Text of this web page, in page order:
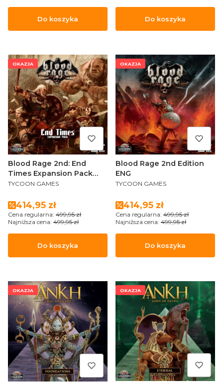
Do koszyka Do koszyka
OKAZJA
Blood Rage 2nd: End
Times Expansion Pack
ENG
PRODUCENT
TYCOON GAMES
Cena promocyjna
414,95 zł
Cena regularna: 499,95 zł
Najniższa cena: 499,95 zł
Do koszyka
OKAZJA
Blood Rage 2nd Edition
ENG
PRODUCENT
TYCOON GAMES
Cena promocyjna
414,95 zł
Cena regularna: 499,95 zł
Najniższa cena: 499,95 zł
Do koszyka
OKAZJA OKAZJA